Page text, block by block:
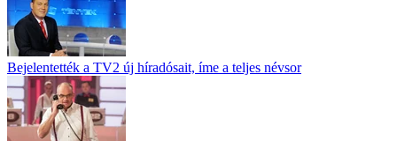
Bejelentették a TV2 új híradósait, íme a teljes névsor